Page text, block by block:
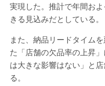
実現した。推計で年間お
きる見込みだとしている。
また、納品リードタイム
た「店舗の欠品率の上昇
は大きな影響はない」と
る。